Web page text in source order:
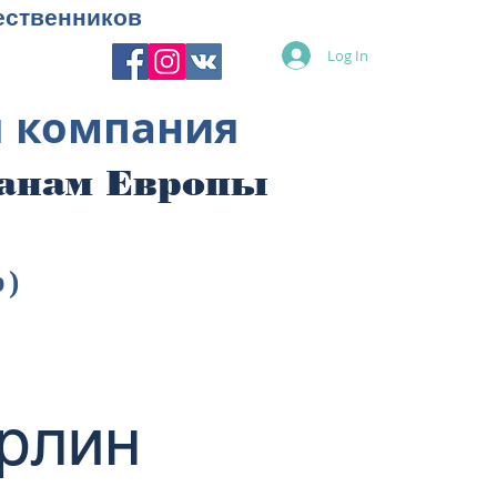
Log In
компания
Европы